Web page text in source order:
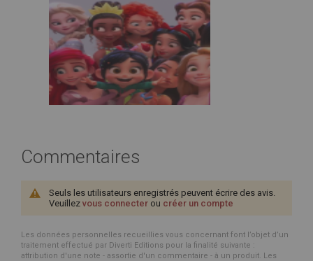
Commentaires
Seuls les utilisateurs enregistrés peuvent écrire des avis.
Veuillez vous connecter ou créer un compte
Les données personnelles recueillies vous concernant font l’objet d’un
traitement effectué par Diverti Editions pour la finalité suivante :
attribution d'une note - assortie d'un commentaire - à un produit. Les